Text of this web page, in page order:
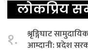
लोकप्रिय
१.
श्रृङ्गिघाट
आम्दानी: प्रदेश